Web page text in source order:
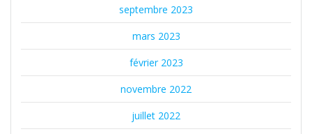
septembre 2023
mars 2023
février 2023
novembre 2022
juillet 2022